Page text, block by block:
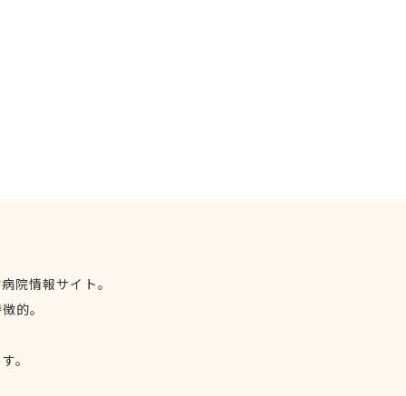
院情報サイト。
的。
。